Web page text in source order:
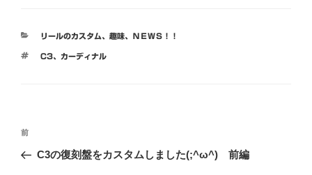
カ
ゴ
リールのカスタム、 趣味、 ＮＥＷＳ！！
タ
C3、 カーディナル
ナ
前
の
前
C3の復刻盤をカスタムしました(;^ω^) 前編